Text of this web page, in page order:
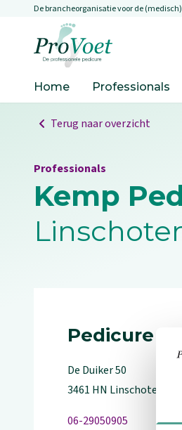
Overslaan en naar de inhoud gaan
De brancheorganisatie voor de
Home Professionals
Terug naar overzicht
Professionals
Kemp
Pedicure
De Duiker50
3461 HN Linschoten
06-29050905